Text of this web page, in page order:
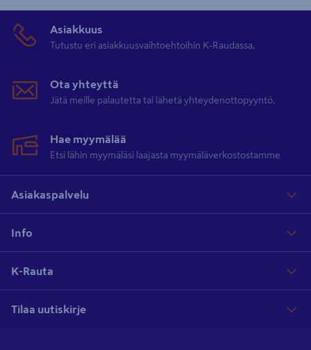
Asiakkuus
Tutustu eri asiakkuusvaihtoehtoihin K-Raudassa.
Ota yhteyttä
Jätä meille palautetta tai lähetä yhteydenottopyyntö.
Hae myymälää
Etsi lähin myymäläsi laajasta myymäläverkostostamme
Asiakaspalvelu
Info
K-Rauta
Tilaa uutiskirje